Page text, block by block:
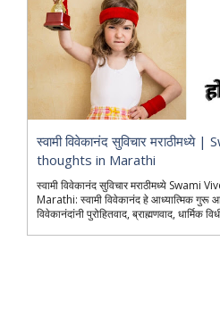
स्वामी विवेकानंद सुविचार
thoughts in Marathi
स्वामी विवेकानंद सुविचार मराठीमध्ये
Marathi: स्वामी विवेकानंद हे आध्यात्मिक गुरू
विवेकानंदांनी पुरोहितवाद, ब्राह्मणवाद, धार्मिक